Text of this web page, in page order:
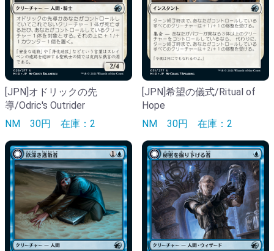
[JPN]オドリックの先
導/Odric's Outrider
NM 30円 在庫：2
[JPN]希望の儀式/Ritual of
Hope
NM 30円 在庫：2